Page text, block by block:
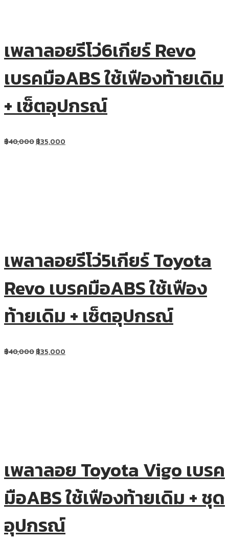
เพลาลอยรีโว่6เกียร์ Revo
เบรคมือABS ใช้เฟืองท้ายเดิม
+ เซ็ตอุปกรณ์
฿40,000฿35,000
เพลาลอยรีโว่5เกียร์ Toyota
Revo เบรคมือABS ใช้เฟือง
ท้ายเดิม + เซ็ตอุปกรณ์
฿40,000฿35,000
เพลาลอย Toyota Vigo เบรค
มือABS ใช้เฟืองท้ายเดิม + ชุด
อุปกรณ์